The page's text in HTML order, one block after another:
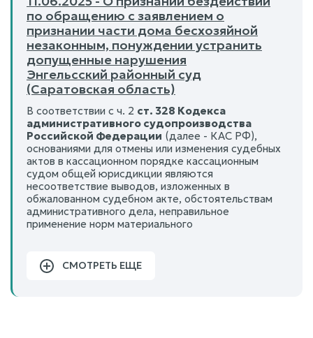
по обращению с заявлением о
признании части дома бесхозяйной
незаконным, понуждении устранить
допущенные нарушения
Энгельсский районный суд
(Саратовская область)
В соответствии с ч. 2 ст. 328 Кодекса
административного судопроизводства
Российской Федерации (далее - КАС РФ),
основаниями для отмены или изменения судебных
актов в кассационном порядке кассационным
судом общей юрисдикции являются
несоответствие выводов, изложенных в
обжалованном судебном акте, обстоятельствам
административного дела, неправильное
применение норм материального
СМОТРЕТЬ ЕЩЕ